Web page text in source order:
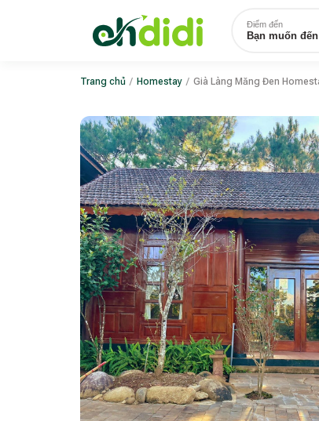
Điểm đến
Bạn muốn
Trang chủ / Homestay / Già Làng Măng Đen